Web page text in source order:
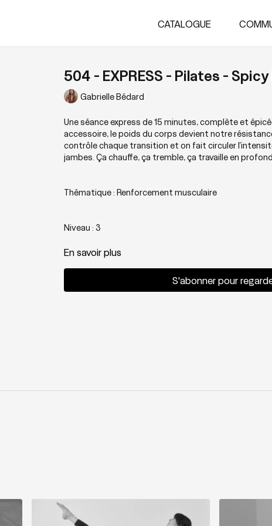
CATALOGUE
504 - EXPRESS - Pilates -
Gabrielle Bédard
Une séance express de 15 minutes, complète et
accessoire, le poids du corps devient notre
contrôle chaque transition et on fait circuler
jambes. Ça chauffe, ça tremble, ça travaille en
Thématique : Renforcement musculaire
Niveau : 3
En savoir plus
S'abonner pour